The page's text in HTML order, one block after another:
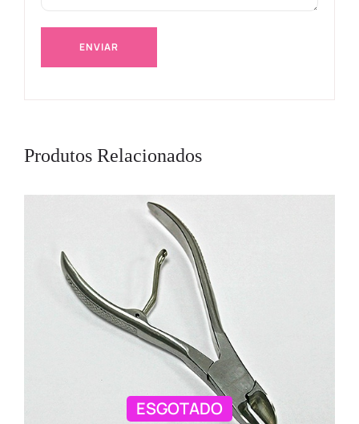
Produtos Relacionados
ESGOTADO